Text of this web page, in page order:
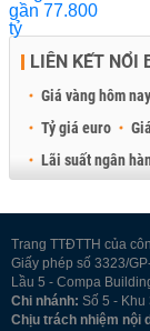
LIÊN KẾT NỔI
Giá vàng hôm nay
Tỷ giá euro
Lãi suất ngân
Trang TTĐTTH của
Giấy phép số 3323/
Lầu 5 - Compa
Chi nhánh: Số 5 - Khu
Chịu trách nhiệm nội